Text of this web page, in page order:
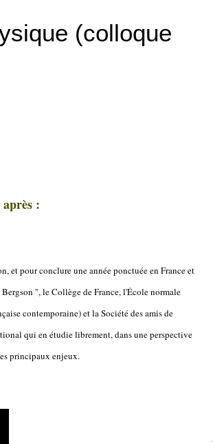
(colloque
:
et pour conclure une année ponctuée en France et
", le Collège de France, l'École normale
contemporaine) et la Société des amis de
qui en étudie librement, dans une perspective
principaux enjeux.